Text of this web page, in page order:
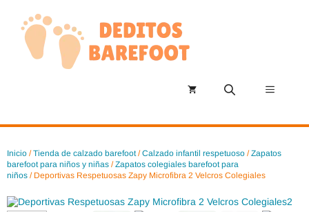
contenido
Menú
Inicio /Tienda de calzado barefoot/Calzado infantil respetuoso /Zapatos
barefoot para niños y niñas /Zapatos colegiales barefoot para
niños / Deportivas Respetuosas Zapy Microfibra 2 Velcros Colegiales